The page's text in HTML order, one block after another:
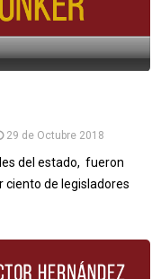
29 de Octubre 2018
del estado, fueron
ciento de legisladores